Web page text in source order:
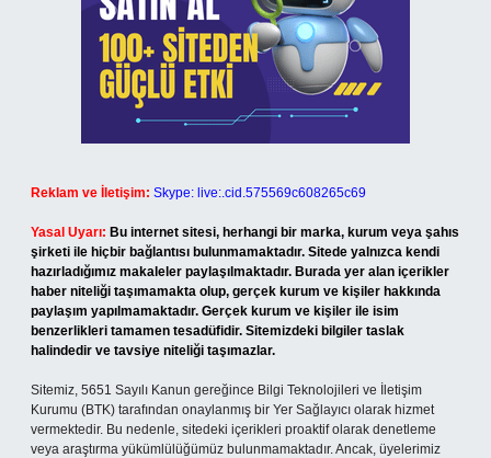
Reklam ve İletişim: Skype: live:.cid.575569c608265c69
Yasal Uyarı: Bu internet sitesi, herhangi bir marka, kurum veya şahıs
şirketi ile hiçbir bağlantısı bulunmamaktadır. Sitede yalnızca kendi
hazırladığımız makaleler paylaşılmaktadır. Burada yer alan içerikler
haber niteliği taşımamakta olup, gerçek kurum ve kişiler hakkında
paylaşım yapılmamaktadır. Gerçek kurum ve kişiler ile isim
benzerlikleri tamamen tesadüfidir. Sitemizdeki bilgiler taslak
halindedir ve tavsiye niteliği taşımazlar.
Sitemiz, 5651 Sayılı Kanun gereğince Bilgi Teknolojileri ve İletişim
Kurumu (BTK) tarafından onaylanmış bir Yer Sağlayıcı olarak hizmet
vermektedir. Bu nedenle, sitedeki içerikleri proaktif olarak denetleme
veya araştırma yükümlülüğümüz bulunmamaktadır. Ancak, üyelerimiz